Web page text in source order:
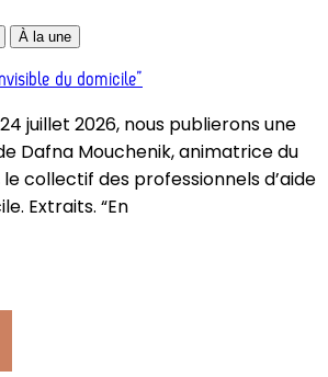
À la une
du domicile”
juillet 2026, nous publierons une
Dafna Mouchenik, animatrice du
collectif des professionnels d’aide
Extraits. “En